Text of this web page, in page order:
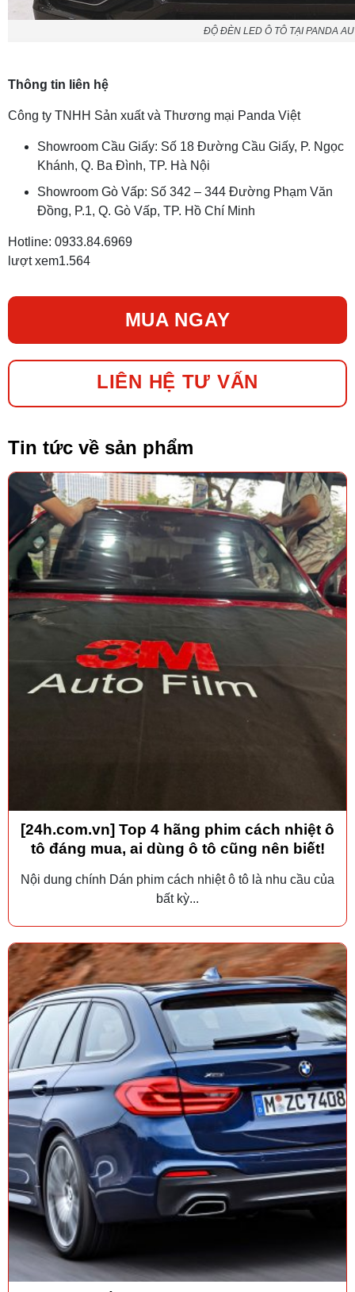
ĐỘ ĐÈN LED Ô TÔ TẠI PANDA
Thông tin liên hệ
Công ty TNHH Sản xuất và Thương mại Panda Việt
Showroom Cầu Giấy: Số 18 Đường Cầu Giấy, P. Ngọc
Khánh, Q. Ba Đình, TP. Hà Nội
Showroom Gò Vấp: Số 342 – 344 Đường Phạm Văn
Đồng, P.1, Q. Gò Vấp, TP. Hồ Chí Minh
Hotline: 0933.84.6969
lượt xem1.564
MUA NGAY
LIÊN HỆ TƯ VẤN
Tin tức về sản phẩm
[24h.com.vn] Top 4 hãng phim cách nhiệt ô
tô đáng mua, ai dùng ô tô cũng nên biết!
Nội dung chính Dán phim cách nhiệt ô tô là nhu cầu của
bất kỳ...